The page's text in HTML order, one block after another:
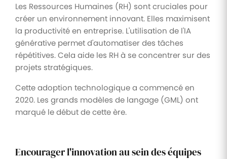
Les Ressources Humaines (RH) sont cruciales pour
créer un environnement innovant. Elles maximisent
la productivité en entreprise. L'utilisation de l'IA
générative permet d'automatiser des tâches
répétitives. Cela aide les RH à se concentrer sur des
projets stratégiques.
Cette adoption technologique a commencé en
2020. Les grands modèles de langage (GML) ont
marqué le début de cette ère.
Encourager l'innovation au sein des équipes